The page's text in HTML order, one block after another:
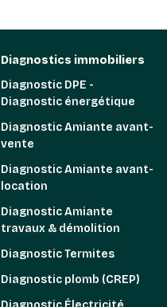
Diagnostics immobiliers
Diagnostic DPE -
Diagnostic énergétique
Diagnostic Amiante avant-
vente
Diagnostic Amiante avant-
location
Diagnostic Amiante
travaux & démolition
Diagnostic Termites
Diagnostic plomb (CREP)